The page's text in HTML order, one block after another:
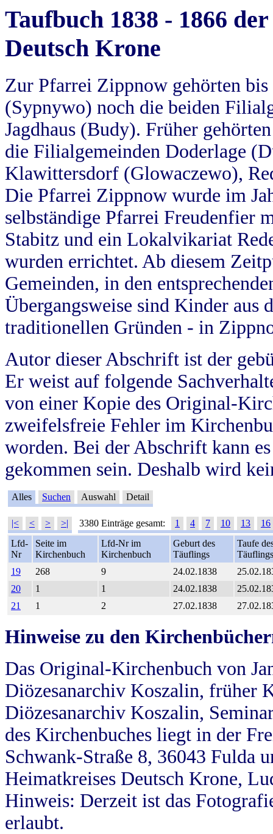
Taufbuch 1838 - 1866
Deutsch Krone
Zur Pfarrei Zippnow gehörten
(Sypnywo) noch die beiden
Jagdhaus (Budy). Früher
die Filialgemeinden Doderlage
Klawittersdorf (Glowaczewo),
Die Pfarrei Zippnow wurde im
selbständige Pfarrei Freudenfier
Stabitz und ein Lokalvikariat
wurden errichtet. Ab diesem
Gemeinden, in den
Übergangsweise sind Kinder aus
traditionellen Gründen - in
Autor dieser Abschrift ist der
Er weist auf folgende
von einer Kopie des Original-
zweifelsfreie Fehler im
worden. Bei der Abschrift kann
gekommen sein. Deshalb wird
Alles Suchen Auswahl Detail
|< < > >| 3380 Einträge gesamt: 1 4 7 10 13
16
Lfd-
Nr
Seite im
Kirchenbuch
Lfd-Nr im
Kirchenbuch
Geburt des
Täuflings
Taufe
Täuflings
19
268 9 24.02.1838
20
1 1 24.02.1838
21
1 2 27.02.1838
Hinweise zu den
Das Original-Kirchenbuch von
Diözesanarchiv Koszalin, früher
Diözesanarchiv Koszalin,
des Kirchenbuches liegt in der
Schwank-Straße 8, 36043 Fulda
Heimatkreises Deutsch Krone,
Hinweis: Derzeit ist das
erlaubt.